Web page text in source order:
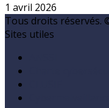
1 avril 2026
Tous droits réservés.
Sites utiles